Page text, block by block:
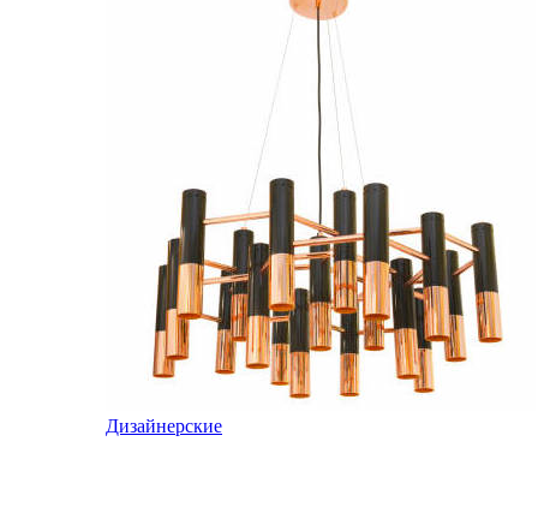
Дизайнерские